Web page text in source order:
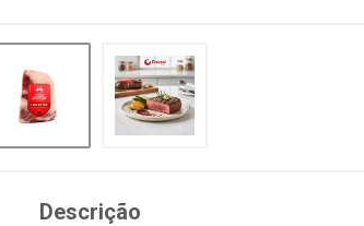
Descrição